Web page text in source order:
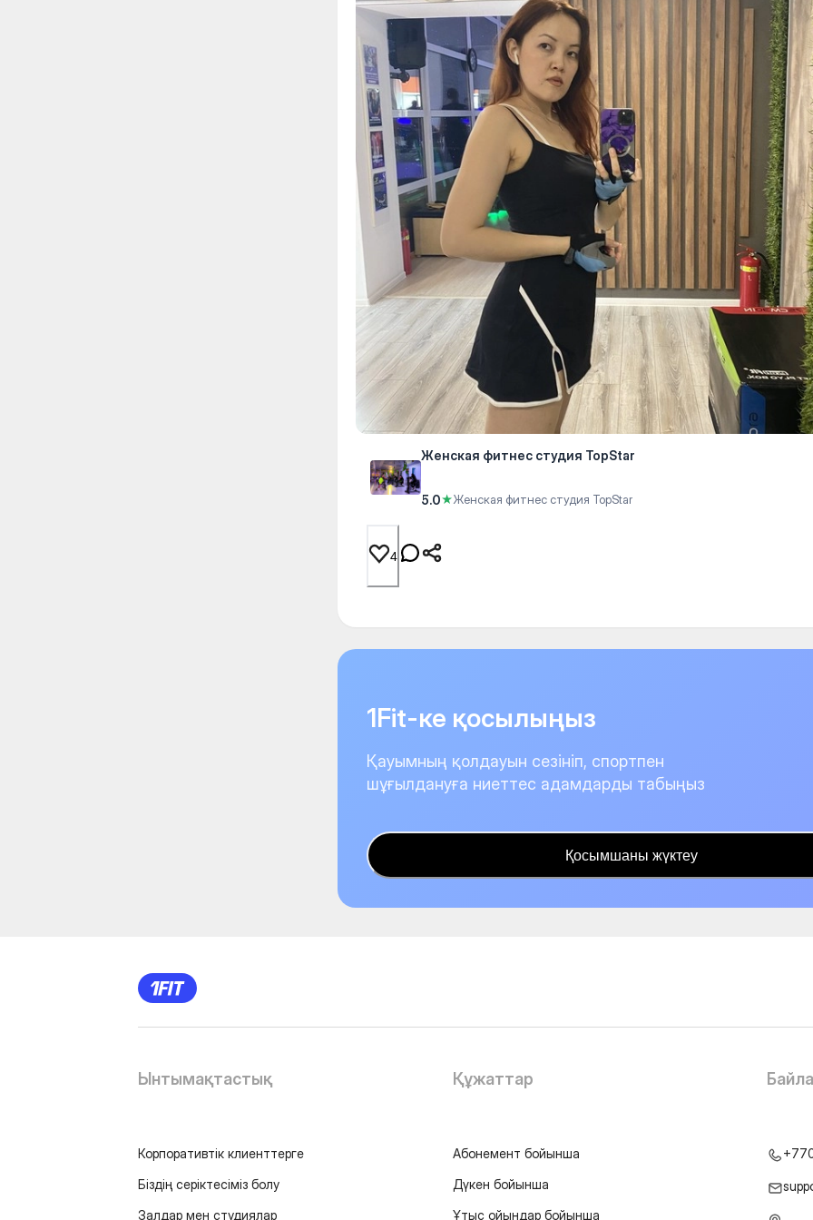
Женская фитнес студия TopStar
5.0★Женская фитнес студия TopStar
4
1Fit-ке қосылыңыз
Қауымның қолдауын сезініп, спортпен
шұғылдануға ниеттес адамдарды табыңыз
Қосымшаны жүктеу
Ынтымақтастық
Корпоративтік клиенттерге
Біздің серіктесіміз болу
Залдар мен студиялар
Құжаттар
Абонемент бойынша
Дүкен бойынша
Ұтыс ойындар бойынша